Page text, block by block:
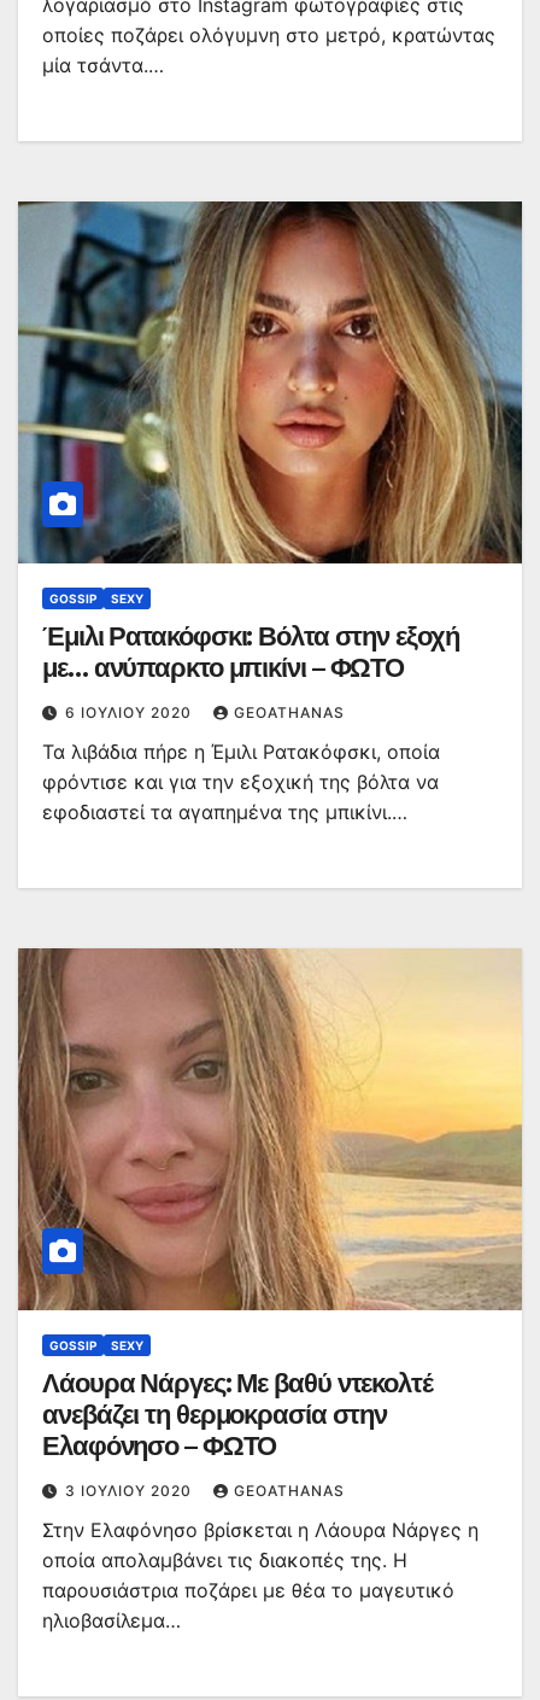
λογαριασμό στο Instagram φωτογραφίες στις
οποίες ποζάρει ολόγυμνη στο μετρό, κρατώντας
μία τσάντα.…
GOSSIP SEXY
Έμιλι Ρατακόφσκι: Βόλτα στην εξοχή
με… ανύπαρκτο μπικίνι – ΦΩΤΟ
6 ΙΟΥΛΊΟΥ 2020 GEOATHANAS
Τα λιβάδια πήρε η Έμιλι Ρατακόφσκι, οποία
φρόντισε και για την εξοχική της βόλτα να
εφοδιαστεί τα αγαπημένα της μπικίνι.…
GOSSIP SEXY
Λάουρα Νάργες: Με βαθύ ντεκολτέ
ανεβάζει τη θερμοκρασία στην
Ελαφόνησο – ΦΩΤΟ
3 ΙΟΥΛΊΟΥ 2020 GEOATHANAS
Στην Ελαφόνησο βρίσκεται η Λάουρα Νάργες η
οποία απολαμβάνει τις διακοπές της. Η
παρουσιάστρια ποζάρει με θέα το μαγευτικό
ηλιοβασίλεμα…